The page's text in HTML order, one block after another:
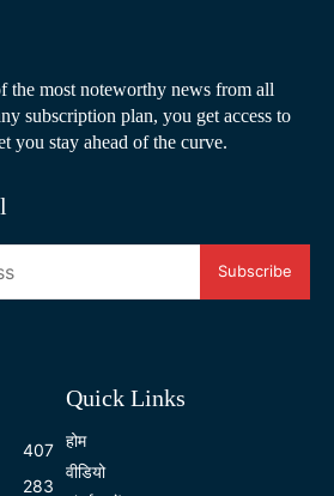
the most noteworthy news from all
subscription plan, you get access to
you stay ahead of the curve.
Subscribe
407
283
Quick Links
होम
वीडियो